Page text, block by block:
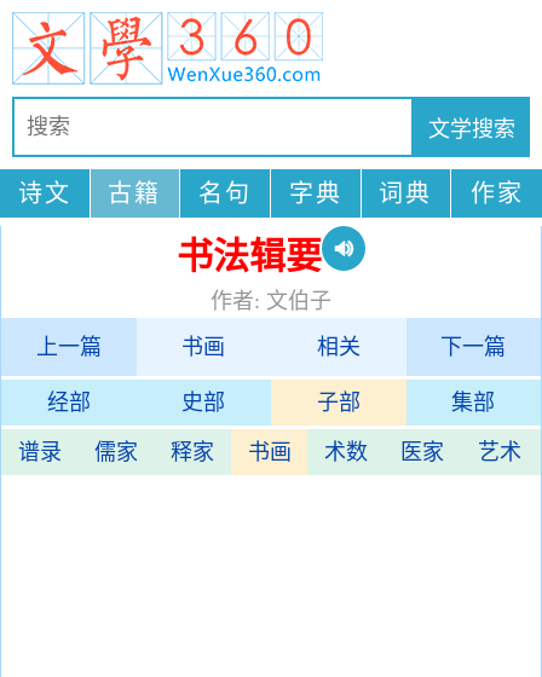
诗文 古籍 名句 字典 词典 作家
书法辑要
作者: 文伯子
上一篇
书画 相关 下一篇
经部 史部 子部 集部
谱录 儒家 释家 书画 术数 医家 艺术